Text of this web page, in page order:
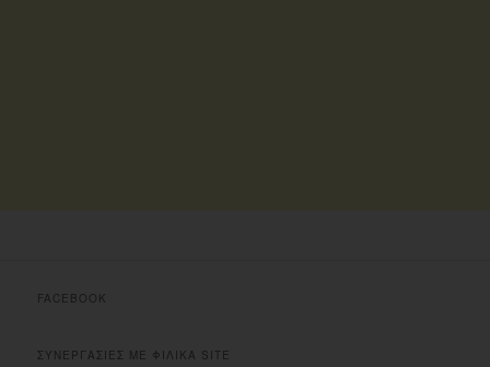
FACEBOOK
ΣΥΝΕΡΓΑΣΙΕΣ ΜΕ ΦΙΛΙΚΑ SITE